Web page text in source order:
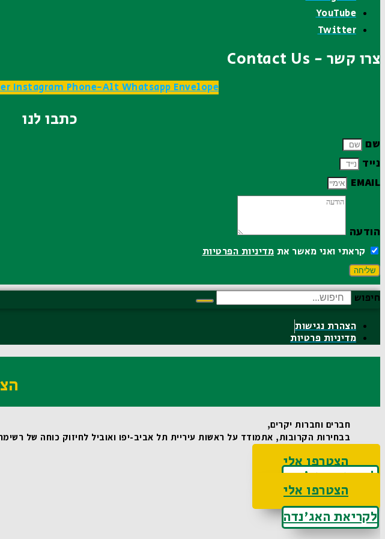
YouTube
Twitter
צרו קשר - Contact Us
InstagramPhone-AltWhatsappEnvelope
כתבו לנו
שם
נייד
EMAIL
הודעה
קראתי ואני מאשר את מדיניות הפרטיות
שליחה
חיפוש
הצהרת נגישות
מדיניות פרטיות
חברים וחברות יקרים,
בבחירות הקרובות, אתמודד על ראשות עיריית תל אביב-יפו ואוביל לחיזוק כוחה של
הצטרפו אלי
לקריאת האג'נדה
הצטרפו אלי
לקריאת האג'נדה